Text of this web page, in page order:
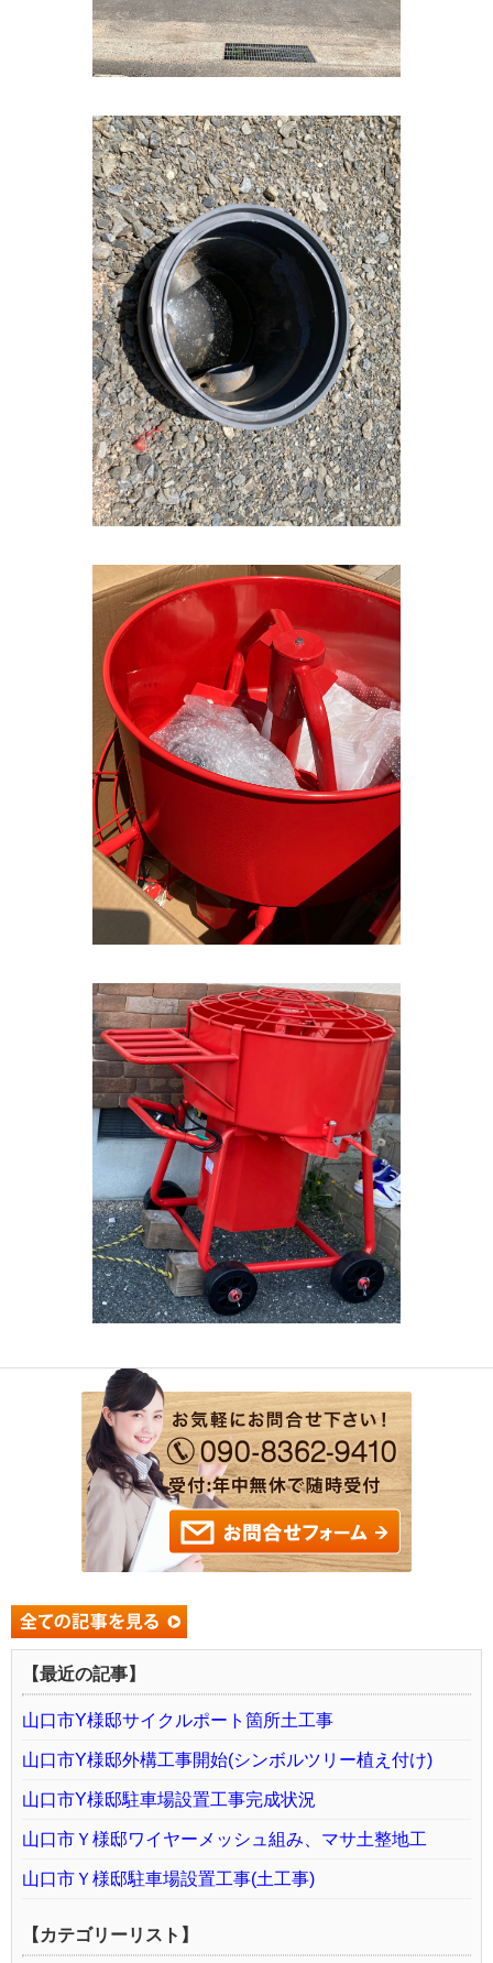
【最近の記事】
山口市Y様邸サイクルポート箇所土工事
山口市Y様邸外構工事開始(シンボルツリー植え付け)
山口市Y様邸駐車場設置工事完成状況
山口市Ｙ様邸ワイヤーメッシュ組み、マサ土整地工
山口市Ｙ様邸駐車場設置工事(土工事)
【カテゴリーリスト】